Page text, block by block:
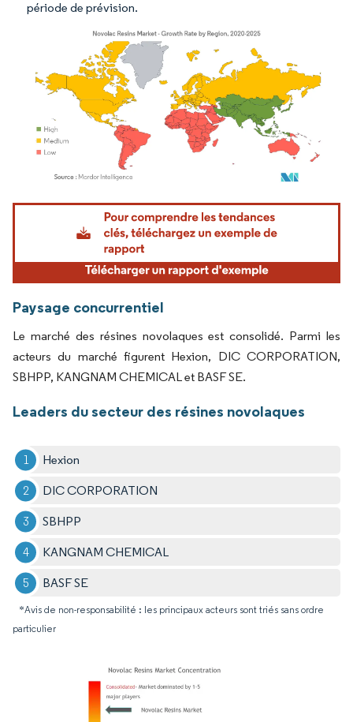
période de prévision.
Image © Mordor Intelligence. La réutilisation nécessite une attribution sous CC BY
Paysage concurrentiel
Le marché des résines novolaques est consolidé. Parmi les
acteurs du marché figurent Hexion, DIC CORPORATION,
SBHPP, KANGNAM CHEMICAL et BASF SE.
Leaders du secteur des résines novolaques
Hexion
DIC CORPORATION
SBHPP
KANGNAM CHEMICAL
BASF SE
*Avis de non-responsabilité : les principaux acteurs sont triés sans ordre
particulier